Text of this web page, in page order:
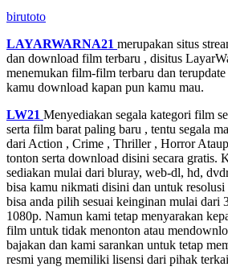
birutoto
LAYARWARNA21 merupakan situs
dan download film terbaru , disitus
menemukan film-film terbaru dan terupdate
kamu download kapan pun kamu mau.
LW21 Menyediakan segala kategori film
serta film barat paling baru , tentu segala
dari Action , Crime , Thriller , Horror
tonton serta download disini secara gratis.
sediakan mulai dari bluray, web-dl, hd,
bisa kamu nikmati disini dan untuk
bisa anda pilih sesuai keinginan mulai dari
1080p. Namun kami tetap menyarakan
film untuk tidak menonton atau
bajakan dan kami sarankan untuk tetap
resmi yang memiliki lisensi dari pihak